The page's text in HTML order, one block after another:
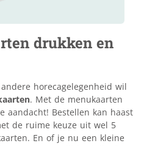
drukken en
horecagelegenheid wil
. Met de menukaarten
aandacht! Bestellen kan haast
de ruime keuze uit wel 5
En of je nu een kleine